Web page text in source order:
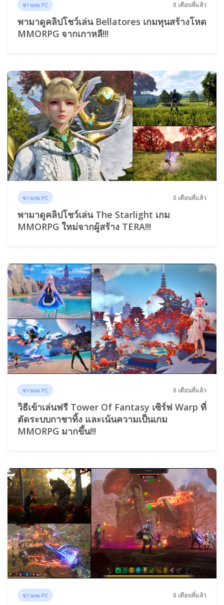
ข่าวเกม PC 8 เดือนที่แล้ว
พามาดูคลิปโชว์เล่น Bellatores เกมทุนสร้างโหด
MMORPG จากเกาหลี!!!
ข่าวเกม PC 8 เดือนที่แล้ว
พามาดูคลิปโชว์เล่น The Starlight เกม
MMORPG ใหม่จากผู้สร้าง TERA!!!
ข่าวเกม PC 8 เดือนที่แล้ว
วิธีเข้าเล่นฟรี Tower Of Fantasy เซิร์ฟ Warp ที่
ตัดระบบกาชาทิ้ง และเน้นความเป็นเกม
MMORPG มากขึ้น!!!
ข่าวเกม PC 8 เดือนที่แล้ว